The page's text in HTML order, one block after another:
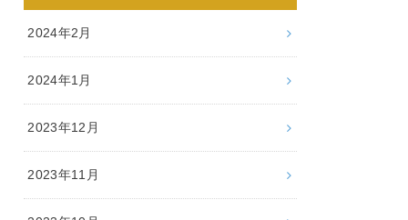
2024年2月
2024年1月
2023年12月
2023年11月